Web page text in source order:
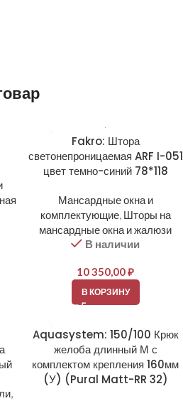
Fakro: Штора
светонепроницаемая ARF I-051
цвет темно-синий 78*118
Мансардные окна и
комплектующие, Шторы на
мансардные окна и жалюзи
В наличии
10 350,00₽
В КОРЗИНУ
,
Aquasystem: 150/100 Крюк
желоба длинный М с
комплектом крепления 160мм
(У) (Pural Matt-RR 32)